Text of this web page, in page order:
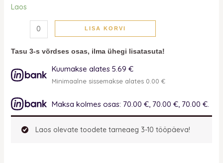
Laos
LISA KORVI
Tasu 3-s võrdses osas, ilma ühegi lisatasuta!
Kuumakse alates 5.69 €
Minimaalne sissemakse alates 0.00 €
Maksa kolmes osas: 70.00 €, 70.00 €, 70.00 €.
Laos olevate toodete tarneaeg 3-10 tööpäeva!